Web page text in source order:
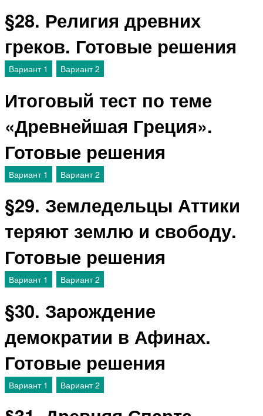
§28. Религия древних
греков. Готовые решения
Вариант 1 Вариант 2
Итоговый тест по теме
«Древнейшая Греция».
Готовые решения
Вариант 1 Вариант 2
§29. Земледельцы Аттики
теряют землю и свободу.
Готовые решения
Вариант 1 Вариант 2
§30. Зарождение
демократии в Афинах.
Готовые решения
Вариант 1 Вариант 2